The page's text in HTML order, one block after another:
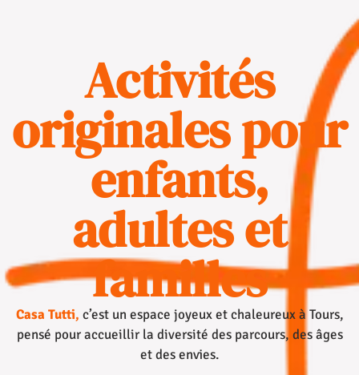
Activités
originales pour
enfants,
adultes et
familles
Casa Tutti, c’est un espace joyeux et chaleureux à Tours,
pensé pour accueillir la diversité des parcours, des âges
et des envies.